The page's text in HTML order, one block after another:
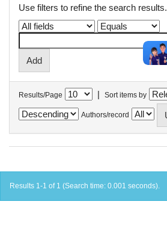
Use filters to refine the search results.
Results/Page | Sort items by
Authors/record
Results 1-1 of 1 (Search time: 0.001 seconds).